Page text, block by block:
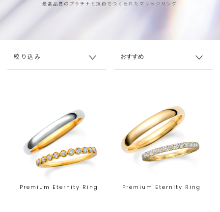
最高品質のプラチナと技術でつくられたマリッジリング
絞り込み
Premium Eternity Ring Premium Eternity Ring